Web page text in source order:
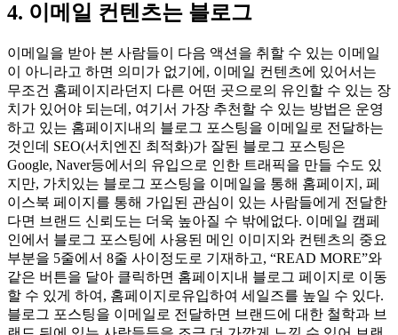
4. 이메일 컨텐츠는 블로그
이메일을 받아 본 사람들이 다음 액션을 취할 수 있는 이메일
이 아니라고 하면 의미가 없기에, 이메일 컨텐츠에 있어서는
무조건 홈페이지라던지 다른 어떤 곳으로의 유인할 수 있는 장
치가 있어야 되는데, 여기서 가장 추천할 수 있는 방법은 운영
하고 있는 홈페이지내의 블로그 포스팅을 이메일로 전달하는
것인데 SEO(서치엔진 최적화)가 잘된 블로그 포스팅은
Google, Naver등에서의 유입으로 인한 트래픽을 만들 수도 있
지만, 가치있는 블로그 포스팅을 이메일을 통해 홈페이지, 페
이스북 페이지를 통해 가입된 관심이 있는 사람들에게 전달한
다면 브랜드 신뢰도는 더욱 높아질 수 밖에없다. 이메일 캠페
인에서 블로그 포스팅에 사용된 메인 이미지와 컨텐츠의 중요
부분을 5줄에서 8줄 사이정도로 기재하고, “READ MORE”와
같은 버튼을 달아 클릭하면 홈페이지내 블로그 페이지로 이동
할 수 있게 하여, 홈페이지로유입하여 세일즈를 높일 수 있다.
블로그 포스팅을 이메일로 전달하면 브랜드에 대한 철학과 브